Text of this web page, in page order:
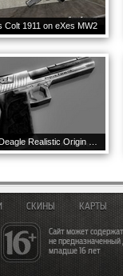
Colt 1911 on eXes MW2
Сайт может
не
младше 16 лет
СКИНЫ КАРТЫ